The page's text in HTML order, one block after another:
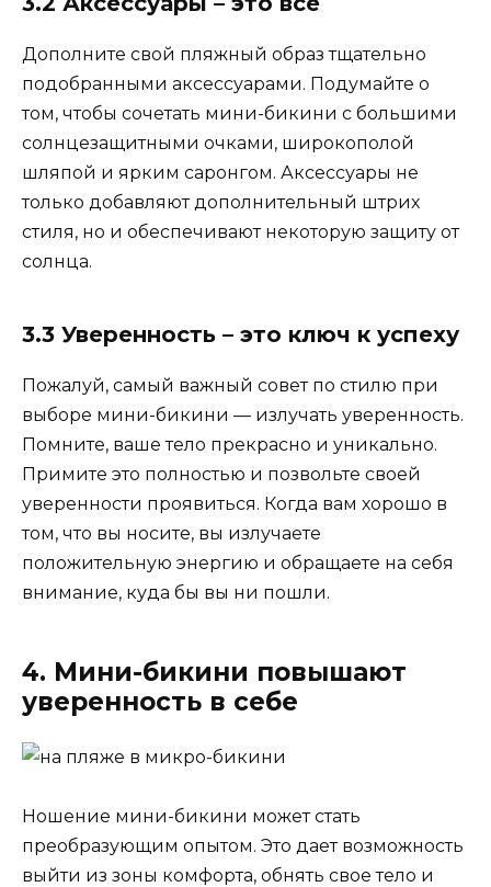
Дополните свой пляжный образ тщательно
подобранными аксессуарами. Подумайте о
том, чтобы сочетать мини-бикини с большими
солнцезащитными очками, широкополой
шляпой и ярким саронгом. Аксессуары не
только добавляют дополнительный штрих
стиля, но и обеспечивают некоторую защиту от
солнца.
3.3 Уверенность – это ключ к успеху
Пожалуй, самый важный совет по стилю при
выборе мини-бикини — излучать уверенность.
Помните, ваше тело прекрасно и уникально.
Примите это полностью и позвольте своей
уверенности проявиться. Когда вам хорошо в
том, что вы носите, вы излучаете
положительную энергию и обращаете на себя
внимание, куда бы вы ни пошли.
4. Мини-бикини повышают
уверенность в себе
Ношение мини-бикини может стать
преобразующим опытом. Это дает возможность
выйти из зоны комфорта, обнять свое тело и